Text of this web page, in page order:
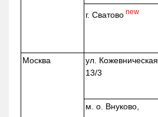
г. Сватово new
Москва ул. Кожевническая
13/3
м. о. Внуково,